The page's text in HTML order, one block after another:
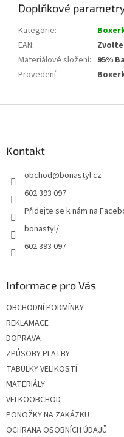
Doplňkové
Kategorie:
EAN:
Materiálové složení: 95%
Provedení:
Kontakt
obchod@bonastyl.cz
602 393 097
Přidejte se k nám na
bonastyl/
602 393 097
Informace pro Vás
OBCHODNÍ PODMÍNKY
REKLAMACE
DOPRAVA
ZPŮSOBY PLATBY
TABULKY VELIKOSTÍ
MATERIÁLY
VELKOOBCHOD
PONOŽKY NA ZAKÁZKU
OCHRANA OSOBNÍCH ÚDAJŮ